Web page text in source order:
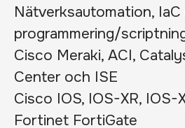
Nätverksautomation,
programmering/
Cisco Meraki, ACI,
Center och ISE
Cisco IOS, IOS-XR, IOS-
Fortinet FortiGate